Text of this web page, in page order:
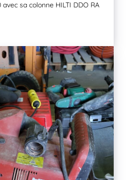
avec sa colonne HILTI DDO RA